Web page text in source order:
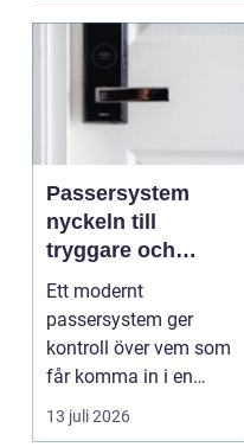
Passersystem
nyckeln till
tryggare och
smidigare tillträde
Ett modernt
passersystem ger
kontroll över vem som
får komma in i en
byggnad, när de får
komma in oc...
13 juli 2026